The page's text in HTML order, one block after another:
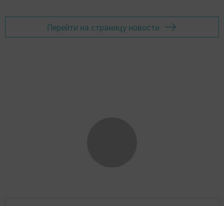
Перейти на страницу новости